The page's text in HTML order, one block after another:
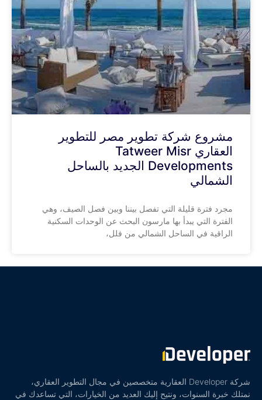
مشروع شركة تطوير مصر للتطوير
العقاري Tatweer Misr
Developments الجديد بالساحل
الشمالي
مجرد فترة قليلة التي تفصل بيننا وبين فصل الصيف، وهي
الفترة التي يبدأ بها مارسون البحث عن الوحدات السكنية
الراقية في الساحل الشمالي من فلل،
شركة Developer العقارية متخصصين في مجال التطوير العقاري،
نمتلك خبرة السنوات، ونتيح إليك العديد من الخيارات، التي تساعدك في